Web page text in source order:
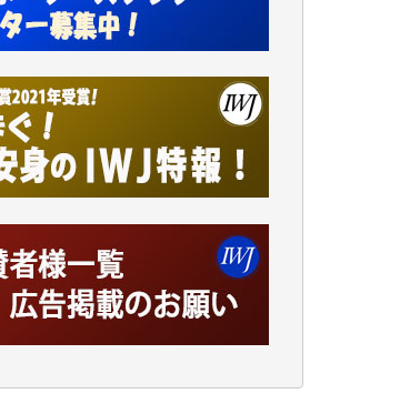
よりIWJ会費払えず今は非会員
に立つ講演会にIWJのカメラマ
まりにもったいない。少しでも
さい。（H.O.様）
すがカンパしました。（T.M.
すがカンパしました。IWJの危
には到底及ばない額ですが病気
いる私にとっては精一杯のカン
が発してきた膨大な取材記事